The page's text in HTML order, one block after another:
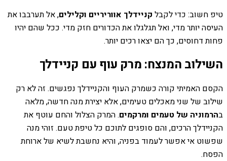
טיפ חשוב: כדי לקבל קניידלך אווריריים וקלילים, אל תערבבו את
העיסה יותר מדי, ואל תגלגלו את הכדורים חזק מדי. ככל שהם יהיו
פחות דחוסים, כך הם יצאו רכים יותר.
השילוב המנצח: מרק עוף עם קניידלך
הקסם האמיתי קורה כשמרק העוף והקניידלך נפגשים. זה לא רק
שילוב של שני מאכלים טעימים, אלא יצירת מנה חדשה, מלאה
בהרמוניה של טעמים ומרקמים. המרק הצלול והחם עוטף את
הקניידלך הרכים, והם סופגים לתוכם כל טיפת טעם. זוהי מנה
שפשוט אי אפשר לעמוד בפניה, והיא נחשבת לשיא של ארוחת
הפסח.